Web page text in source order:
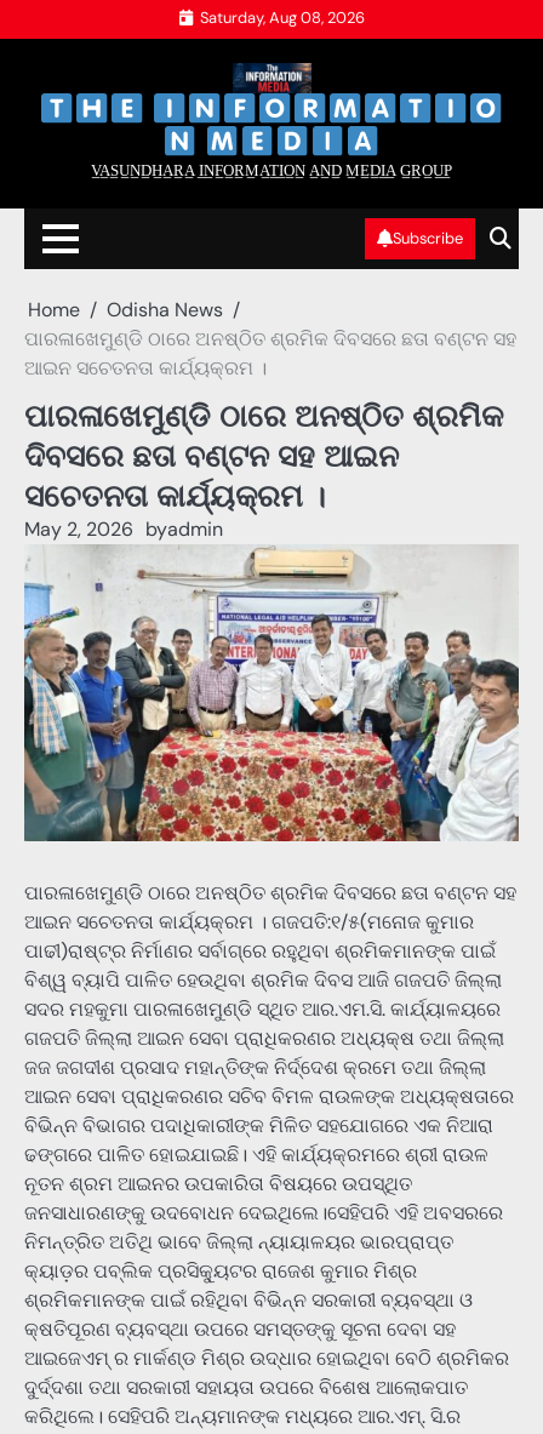
to
Saturday, Aug 08, 2026
V̲A̲S̲U̲N̲D̲H̲A̲R̲A̲ I̲N̲F̲O̲R̲M̲A̲T̲I̲O̲N̲ A̲N̲D̲ M̲E̲D̲I̲A̲ G̲R̲O̲U̲P̲
Subscribe
Home
Odisha News
ପାରଳାଖେମୁଣ୍ଡି ଠାରେ ଅନଷ୍ଠିତ ଶ୍ରମିକ ଦିବସରେ ଛତା ବଣ୍ଟନ ସହ
ଆଇନ ସଚେତନତା କାର୍ଯ୍ୟକ୍ରମ ।
ପାରଳାଖେମୁଣ୍ଡି ଠାରେ ଅନଷ୍ଠିତ ଶ୍ରମିକ
ଦିବସରେ ଛତା ବଣ୍ଟନ ସହ ଆଇନ
ସଚେତନତା କାର୍ଯ୍ୟକ୍ରମ ।
May 2, 2026 byadmin
ପାରଳାଖେମୁଣ୍ଡି ଠାରେ ଅନଷ୍ଠିତ ଶ୍ରମିକ ଦିବସରେ ଛତା ବଣ୍ଟନ ସହ
ଆଇନ ସଚେତନତା କାର୍ଯ୍ୟକ୍ରମ । ଗଜପତି:୧/୫(ମନୋଜ କୁମାର
ପାଢୀ)ରାଷ୍ଟ୍ର ନିର୍ମାଣର ସର୍ବାଗ୍ରେ ରହୁଥିବା ଶ୍ରମିକମାନଙ୍କ ପାଇଁ
ବିଶ୍ୱ ବ୍ୟାପି ପାଳିତ ହେଉଥିବା ଶ୍ରମିକ ଦିବସ ଆଜି ଗଜପତି ଜିଲ୍ଲା
ସଦର ମହକୁମା ପାରଳାଖେମୁଣ୍ଡି ସ୍ଥିତ ଆର.ଏମ.ସି. କାର୍ଯ୍ୟାଳୟରେ
ଗଜପତି ଜିଲ୍ଲା ଆଇନ ସେବା ପ୍ରାଧିକରଣର ଅଧ୍ୟକ୍ଷ ତଥା ଜିଲ୍ଲା
ଜଜ ଜଗଦୀଶ ପ୍ରସାଦ ମହାନ୍ତିଙ୍କ ନିର୍ଦ୍ଦେଶ କ୍ରମେ ତଥା ଜିଲ୍ଲା
ଆଇନ ସେବା ପ୍ରାଧିକରଣର ସଚିବ ବିମଳ ରାଉଳଙ୍କ ଅଧ୍ୟକ୍ଷତାରେ
ବିଭିନ୍ନ ବିଭାଗର ପଦାଧିକାରୀଙ୍କ ମିଳିତ ସହଯୋଗରେ ଏକ ନିଆରା
ଢଙ୍ଗରେ ପାଳିତ ହୋଇଯାଇଛି। ଏହି କାର୍ଯ୍ୟକ୍ରମରେ ଶ୍ରୀ ରାଉଳ
ନୂତନ ଶ୍ରମ ଆଇନର ଉପକାରିତା ବିଷୟରେ ଉପସ୍ଥିତ
ଜନସାଧାରଣଙ୍କୁ ଉଦବୋଧନ ଦେଇଥିଲେ।ସେହିପରି ଏହି ଅବସରରେ
ନିମନ୍ତ୍ରିତ ଅତିଥି ଭାବେ ଜିଲ୍ଲା ନ୍ୟାୟାଳୟର ଭାରପ୍ରାପ୍ତ
କ୍ୟାଡ଼ର ପବ୍ଲିକ ପ୍ରସିକ୍ୟୁଟର ରାଜେଶ କୁମାର ମିଶ୍ର
ଶ୍ରମିକମାନଙ୍କ ପାଇଁ ରହିଥିବା ବିଭିନ୍ନ ସରକାରୀ ବ୍ୟବସ୍ଥା ଓ
କ୍ଷତିପୂରଣ ବ୍ୟବସ୍ଥା ଉପରେ ସମସ୍ତଙ୍କୁ ସୂଚନା ଦେବା ସହ
ଆଇଜେଏମ୍ ର ମାର୍କଣ୍ଡ ମିଶ୍ର ଉଦ୍ଧାର ହୋଇଥିବା ବେଠି ଶ୍ରମିକର
ଦୁର୍ଦ୍ଦଶା ତଥା ସରକାରୀ ସହାୟତା ଉପରେ ବିଶେଷ ଆଲୋକପାତ
କରିଥିଲେ। ସେହିପରି ଅନ୍ୟମାନଙ୍କ ମଧ୍ୟରେ ଆର.ଏମ୍. ସି.ର